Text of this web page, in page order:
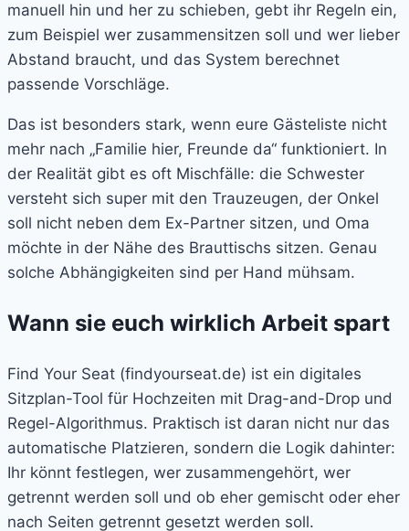
manuell hin und her zu schieben, gebt ihr Regeln ein,
zum Beispiel wer zusammensitzen soll und wer lieber
Abstand braucht, und das System berechnet
passende Vorschläge.
Das ist besonders stark, wenn eure Gästeliste nicht
mehr nach „Familie hier, Freunde da“ funktioniert. In
der Realität gibt es oft Mischfälle: die Schwester
versteht sich super mit den Trauzeugen, der Onkel
soll nicht neben dem Ex-Partner sitzen, und Oma
möchte in der Nähe des Brauttischs sitzen. Genau
solche Abhängigkeiten sind per Hand mühsam.
Wann sie euch wirklich Arbeit spart
Find Your Seat (findyourseat.de) ist ein digitales
Sitzplan-Tool für Hochzeiten mit Drag-and-Drop und
Regel-Algorithmus. Praktisch ist daran nicht nur das
automatische Platzieren, sondern die Logik dahinter:
Ihr könnt festlegen, wer zusammengehört, wer
getrennt werden soll und ob eher gemischt oder eher
nach Seiten getrennt gesetzt werden soll.